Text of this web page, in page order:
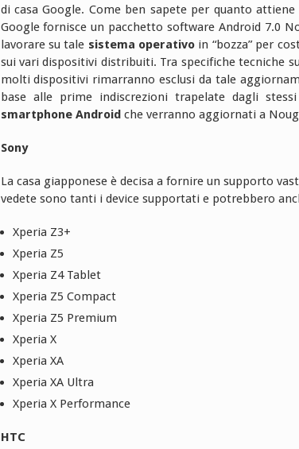
di casa Google. Come ben sapete per quanto
Google fornisce un pacchetto software Android 7.0
lavorare su tale sistema operativo in “bozza” per
sui vari dispositivi distribuiti. Tra specifiche tecniche
molti dispositivi rimarranno esclusi da tale
base alle prime indiscrezioni trapelate dagli
smartphone Androidche verranno aggiornati a
Sony
La casa giapponese è decisa a fornire un supporto
vedete sono tanti i device supportati e potrebbero
Xperia Z3+
Xperia Z5
Xperia Z4 Tablet
Xperia Z5 Compact
Xperia Z5 Premium
Xperia X
Xperia XA
Xperia XA Ultra
Xperia X Performance
HTC